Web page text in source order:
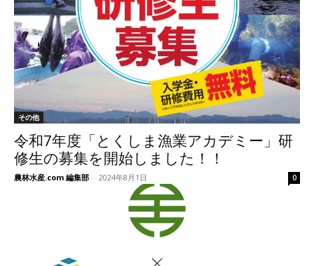
その他
令和7年度「とくしま漁業アカデミー」研
修生の募集を開始しました！！
農林水産.com 編集部 - 2024年8月1日 0